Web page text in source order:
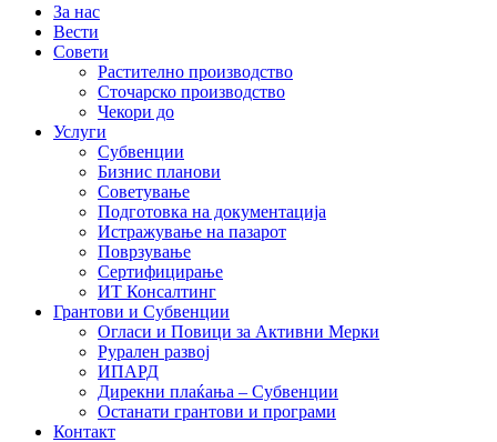
За нас
Вести
Совети
Растително производство
Сточарско производство
Чекори до
Услуги
Субвенции
Бизнис планови
Советување
Подготовка на документација
Истражување на пазарот
Поврзување
Сертифицирање
ИТ Консалтинг
Грантови и Субвенции
Огласи и Повици за Активни Мерки
Рурален развој
ИПАРД
Дирекни плаќања – Субвенции
Останати грантови и програми
Контакт